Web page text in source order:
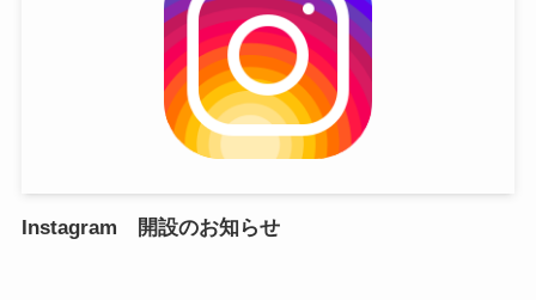
Instagram 開設のお知らせ